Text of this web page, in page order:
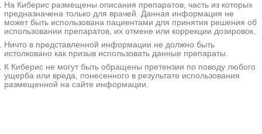
На Киберис размещены описания препаратов, часть из которых
предназначена только для врачей. Данная информация не
может быть использована пациентами для принятия решения об
использовании препаратов, их отмене или коррекции дозировок.
Ничто в представленной информации не должно быть
истолковано как призыв использовать данные препараты.
К Киберис не могут быть обращены претензии по поводу любого
ущерба или вреда, понесенного в результате использования
размещенной на сайте информации.